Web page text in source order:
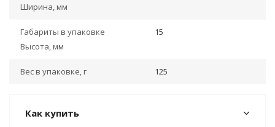
Ширина, мм
Габариты в упаковке
Высота, мм
15
Вес в упаковке, г 125
Как купить